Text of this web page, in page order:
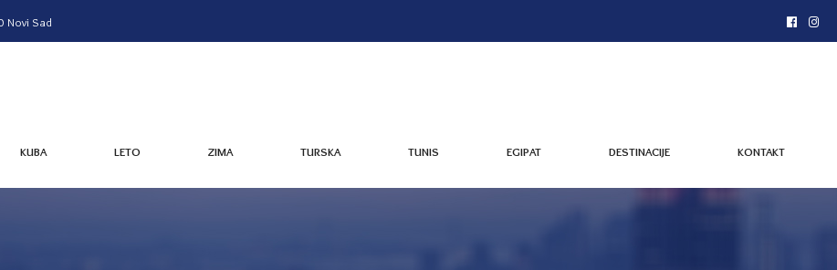
Novi Sad
KUBA LETO ZIMA TURSKA TUNIS EGIPAT DESTINACIJE KONTAKT
KUBA